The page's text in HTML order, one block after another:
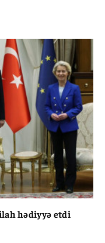
hədiyyə etdi